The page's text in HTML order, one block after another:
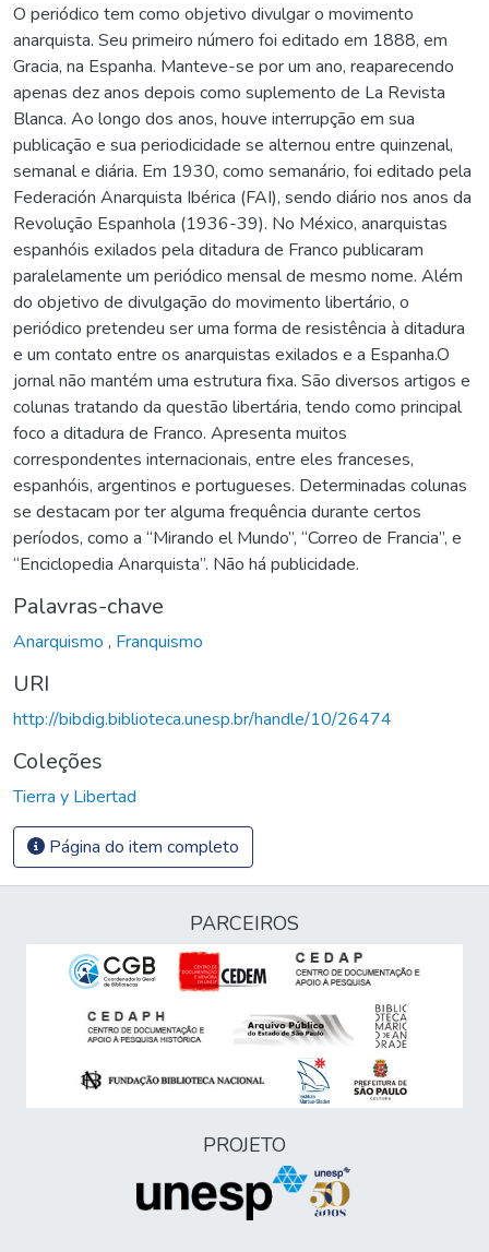
O periódico tem como objetivo divulgar o movimento
anarquista. Seu primeiro número foi editado em 1888, em
Gracia, na Espanha. Manteve-se por um ano, reaparecendo
apenas dez anos depois como suplemento de La Revista
Blanca. Ao longo dos anos, houve interrupção em sua
publicação e sua periodicidade se alternou entre quinzenal,
semanal e diária. Em 1930, como semanário, foi editado pela
Federación Anarquista Ibérica (FAI), sendo diário nos anos da
Revolução Espanhola (1936-39). No México, anarquistas
espanhóis exilados pela ditadura de Franco publicaram
paralelamente um periódico mensal de mesmo nome. Além
do objetivo de divulgação do movimento libertário, o
periódico pretendeu ser uma forma de resistência à ditadura
e um contato entre os anarquistas exilados e a Espanha.O
jornal não mantém uma estrutura fixa. São diversos artigos e
colunas tratando da questão libertária, tendo como principal
foco a ditadura de Franco. Apresenta muitos
correspondentes internacionais, entre eles franceses,
espanhóis, argentinos e portugueses. Determinadas colunas
se destacam por ter alguma frequência durante certos
períodos, como a “Mirando el Mundo”, “Correo de Francia”, e
“Enciclopedia Anarquista”. Não há publicidade.
Palavras-chave
Anarquismo , Franquismo
URI
http://bibdig.biblioteca.unesp.br/handle/10/26474
Coleções
Tierra y Libertad
Página do item completo
PARCEIROS
PROJETO